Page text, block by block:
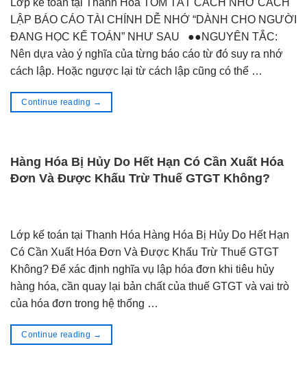
Lớp kế toán tại Thanh Hóa TÓM TẮT CÁCH NHỚ CÁCH
LẬP BÁO CÁO TÀI CHÍNH DỄ NHỚ “DÀNH CHO NGƯỜI
ĐANG HỌC KẾ TOÁN” NHƯ SAU ●●NGUYÊN TẮC:
Nên dựa vào ý nghĩa của từng báo cáo từ đó suy ra nhớ
cách lập. Hoặc ngược lại từ cách lập cũng có thể …
Continue reading →
Hàng Hóa Bị Hủy Do Hết Hạn Có Cần Xuất Hóa
Đơn Và Được Khấu Trừ Thuế GTGT Không?
Lớp kế toán tại Thanh Hóa Hàng Hóa Bị Hủy Do Hết Hạn
Có Cần Xuất Hóa Đơn Và Được Khấu Trừ Thuế GTGT
Không? Để xác định nghĩa vụ lập hóa đơn khi tiêu hủy
hàng hóa, cần quay lại bản chất của thuế GTGT và vai trò
của hóa đơn trong hệ thống …
Continue reading →